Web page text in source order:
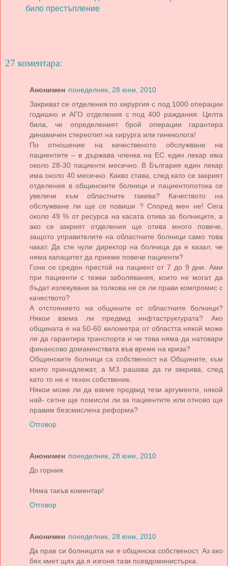
било престъпление
27 коментара:
Анонимен понеделник, 28 юни, 2010
Закриват се отделения по хирургия с под 1000 операции
годишно и АГО отделения с под 400 раждания. Целта
била, че определеният брой операции гарантира
динамичен стереотип на хирурга или гинеколога!
По отношение на качественото обслужване на
пациентите – в държава членка на ЕС един лекар има
около 28-30 пациенти месечно. В България един лекар
има около 40 месечно. Какво става, след като се закрият
отделения в общинските болници и пациентопотока се
увеличи към областните такива? Качеството на
обслужване ли ще се повиши ? Според мен не! Сега
около 49 % от ресурса на касата отива за болниците, а
ако се закрият отделения ще отива много повече,
защото управителите на областните болници само това
чакат. Да сте чули директор на болница да е казал, че
няма капацитет да приеме повече пациенти?
Гони се среден престой на пациент от 7 до 9 дни. Ами
при пациенти с тежки заболявания, които не могат да
бъдат излекувани за толкова не се ли прави компромис с
качеството?
А отстоянието на общините от областните болници?
Някои взема ли предвид инфтаструктурата? Ако
общината е на 50-60 километра от областта някой може
ли да гарантира транспорта и че това няма да натовари
финансово домакинствата във време на криза?
Общинските болници са собственост на Общините, към
които принадлежат, а МЗ рашава да ги закрива, след
като то не е техен собственик.
Някои може ли да вземе предвид тези аргументи, някой
най- сетне ще помисли ли за пациентите или отново ще
правим безсмислена реформа?
Отговор
Анонимен понеделник, 28 юни, 2010
До горния:
Няма такъв коментар!
Отговор
Анонимен понеделник, 28 юни, 2010
Да прав си болницата ни е общинска собственост. Аз ако
бях кмет щях да я изгоня тази псевдоминистърка.